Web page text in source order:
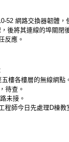
52 網路交換器韌體，
後將其連線的埠關閉
反應。
樓各樓層的無線網點
待查。
未接。
程師今日先處理D棟